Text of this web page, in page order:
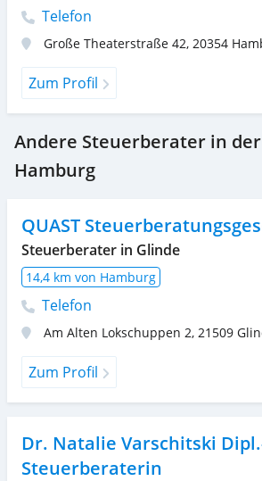
Telefon
Große Theaterstraße 42, 20354
Zum Profil
Andere Steuerberater in
Hamburg
QUAST
Steuerberater in Glinde
14,4 km von Hamburg
Telefon
Am Alten Lokschuppen 2, 21509
Zum Profil
Dr. Natalie Varschitski
Steuerberaterin